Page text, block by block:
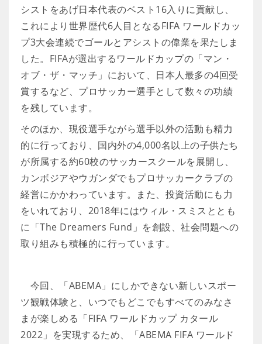
シストをあげ日本代表のベスト16入りに貢献し、
これにより世界歴代6人目となるFIFA ワールドカッ
プ3大会連続でゴールとアシストの偉業を果たしま
した。FIFAが選出するワールドカップの「マン・
オブ・ザ・マッチ」において、日本人最多の4回受
賞するなど、プロサッカー選手として数々の功績
を残しています。
そのほか、現役選手ながら選手以外の活動も精力
的に行っており、国内外の4,000名以上の子供たち
が所属する約60校のサッカースクールを展開し、
カンボジアやウガンダでもプロサッカークラブの
経営にかかわっています。また、投資活動にも力
をいれており、2018年にはウィル・スミスととも
に「The Dreamers Fund」を創設、社会問題への
取り組みも積極的に行っています。
今回、「ABEMA」にしかできない新しいスポー
ツ観戦体験と、いつでもどこでもすべてのみなさ
まが楽しめる「FIFA ワールドカップ カタール
2022」を実現するため、「ABEMA FIFA ワールド